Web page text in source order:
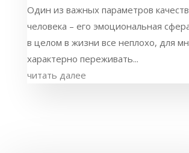
Один из важных параметров
человека – его эмоциональная
в целом в жизни все неплохо, для
характерно переживать...
читать далее